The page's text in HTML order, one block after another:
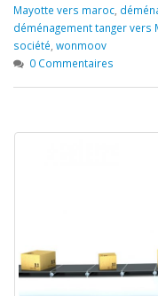
Mayotte vers maroc
déménagement tanger vers
société wonmoov
0 Commentaires